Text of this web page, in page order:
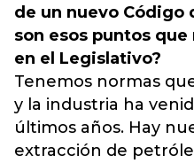
de un nuevo Código
son esos puntos
en el Legislativo?
Tenemos normas
y la industria ha
últimos años. Hay
extracción de